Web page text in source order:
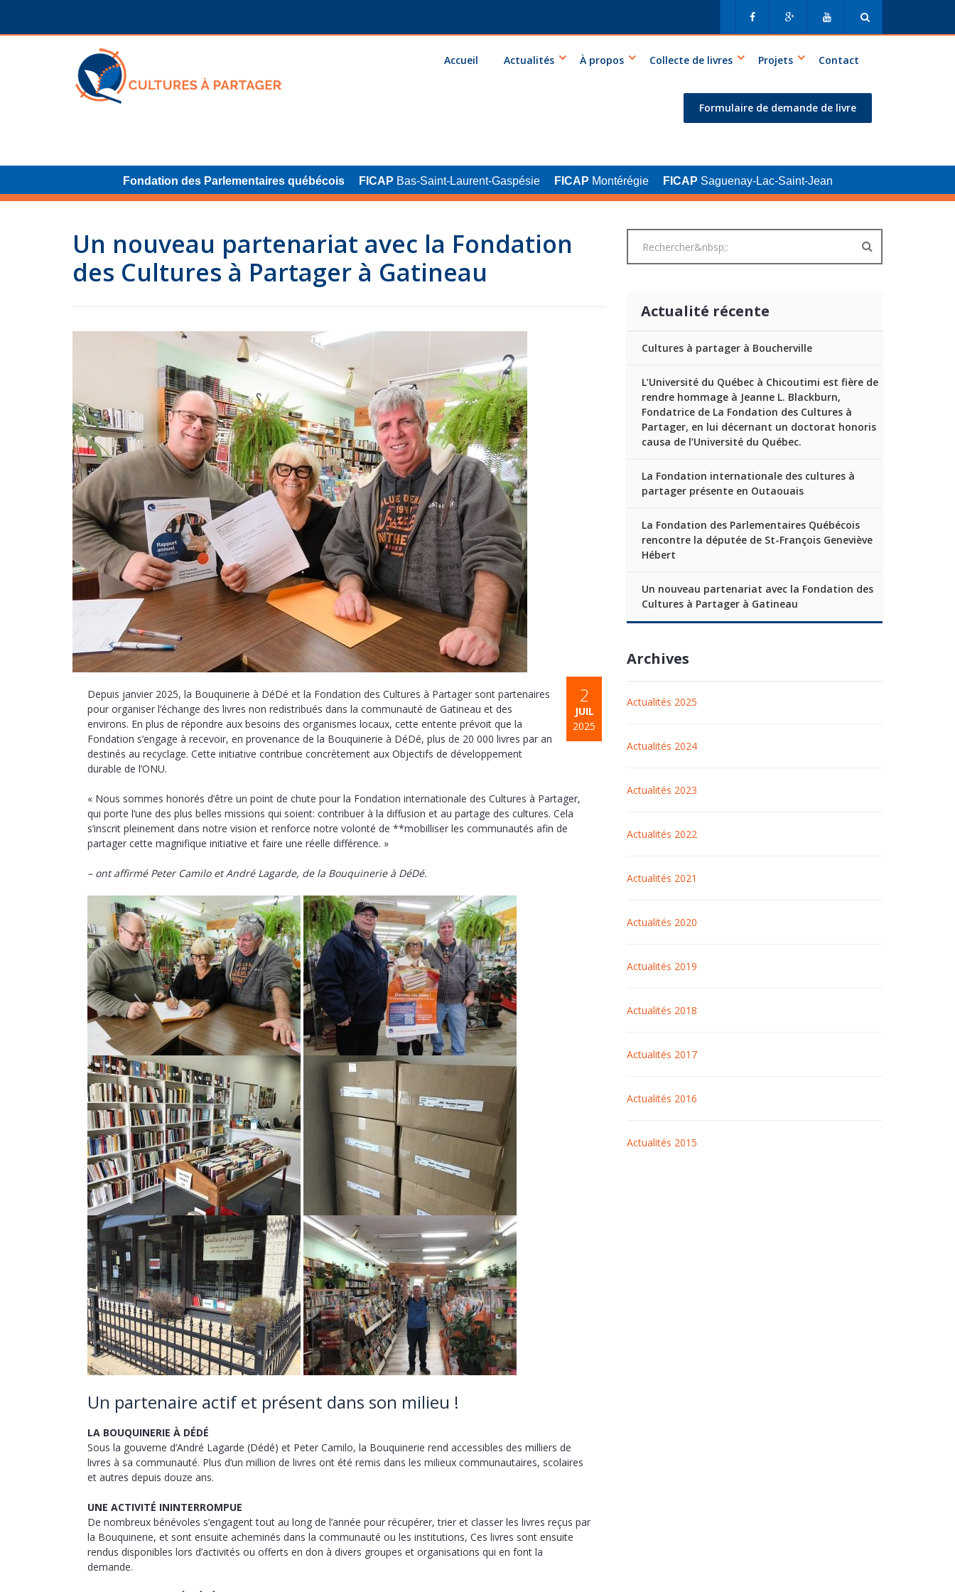
Accueil Actualités À propos Collecte de livres Projets Contact
Formulaire de demande de livre
Fondation des Parlementaires québécois FICAP Bas-Saint-Laurent-Gaspésie FICAP Montérégie FICAP Saguenay-Lac-Saint-Jean
Un nouveau partenariat avec la Fondation
des Cultures à Partager à Gatineau
2
JUIL
2025
Depuis janvier 2025, la Bouquinerie à DéDé et la Fondation des Cultures à Partager sont partenaires
pour organiser l’échange des livres non redistribués dans la communauté de Gatineau et des
environs. En plus de répondre aux besoins des organismes locaux, cette entente prévoit que la
Fondation s’engage à recevoir, en provenance de la Bouquinerie à DéDé, plus de 20 000 livres par an
destinés au recyclage. Cette initiative contribue concrètement aux Objectifs de développement
durable de l’ONU.
« Nous sommes honorés d’être un point de chute pour la Fondation internationale des Cultures à Partager,
qui porte l’une des plus belles missions qui soient: contribuer à la diffusion et au partage des cultures. Cela
s’inscrit pleinement dans notre vision et renforce notre volonté de **mobilliser les communautés afin de
partager cette magnifique initiative et faire une réelle différence. »
– ont affirmé Peter Camilo et André Lagarde, de la Bouquinerie à DéDé.
Un partenaire actif et présent dans son milieu !
LA BOUQUINERIE À DÉDÉ
Sous la gouverne d’André Lagarde (Dédé) et Peter Camilo, la Bouquinerie rend accessibles des milliers de
livres à sa communauté. Plus d’un million de livres ont été remis dans les milieux communautaires, scolaires
et autres depuis douze ans.
UNE ACTIVITÉ ININTERROMPUE
De nombreux bénévoles s’engagent tout au long de l’année pour récupérer, trier et classer les livres reçus par
la Bouquinerie, et sont ensuite acheminés dans la communauté ou les institutions, Ces livres sont ensuite
rendus disponibles lors d’activités ou offerts en don à divers groupes et organisations qui en font la
demande.
Actualité récente
Cultures à partager à Boucherville
L’Université du Québec à Chicoutimi est fière de
rendre hommage à Jeanne L. Blackburn,
Fondatrice de La Fondation des Cultures à
Partager, en lui décernant un doctorat honoris
causa de l’Université du Québec.
La Fondation internationale des cultures à
partager présente en Outaouais
La Fondation des Parlementaires Québécois
rencontre la députée de St-François Geneviève
Hébert
Un nouveau partenariat avec la Fondation des
Cultures à Partager à Gatineau
Archives
Actualités 2025
Actualités 2024
Actualités 2023
Actualités 2022
Actualités 2021
Actualités 2020
Actualités 2019
Actualités 2018
Actualités 2017
Actualités 2016
Actualités 2015